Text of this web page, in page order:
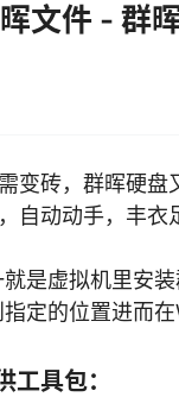
文件 - 群
砖，群晖硬盘
自动动手，丰衣
是虚拟机里安
定的位置进而
具包：